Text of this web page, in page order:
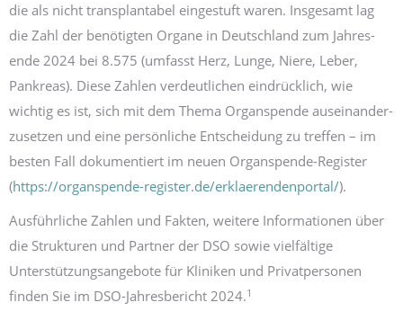
die als nicht transplantabel eingestuft waren. Insgesamt lag
die Zahl der benötigten Organe in Deutschland zum Jahres­
ende 2024 bei 8.575 (umfasst Herz, Lunge, Niere, Leber,
Pankreas). Diese Zahlen verdeutlichen eindrücklich, wie
wichtig es ist, sich mit dem Thema Organ­spende auseinander­
zusetzen und eine persönliche Entscheidung zu treffen – im
besten Fall dokumentiert im neuen Organspende-Register
(https://organspende-register.de/erklaerendenportal/).
Ausführliche Zahlen und Fakten, weitere Informationen über
die Strukturen und Partner der DSO sowie vielfältige
Unterstützungs­angebote für Kliniken und Privat­personen
finden Sie im DSO-Jahresbericht 2024.1